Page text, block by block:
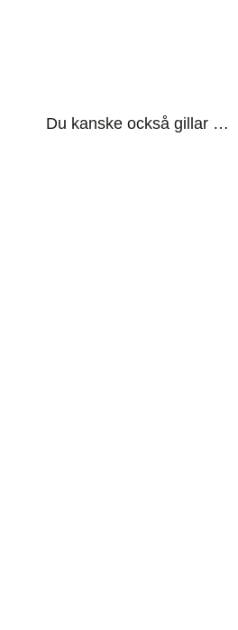
Du kanske också gillar …